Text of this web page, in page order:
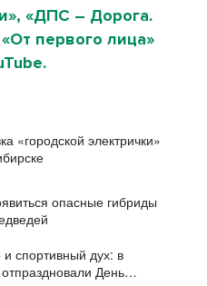
«ДПС – Дорога.
первого лица»
«городской электрички»
опасные гибриды
спортивный дух: в
День